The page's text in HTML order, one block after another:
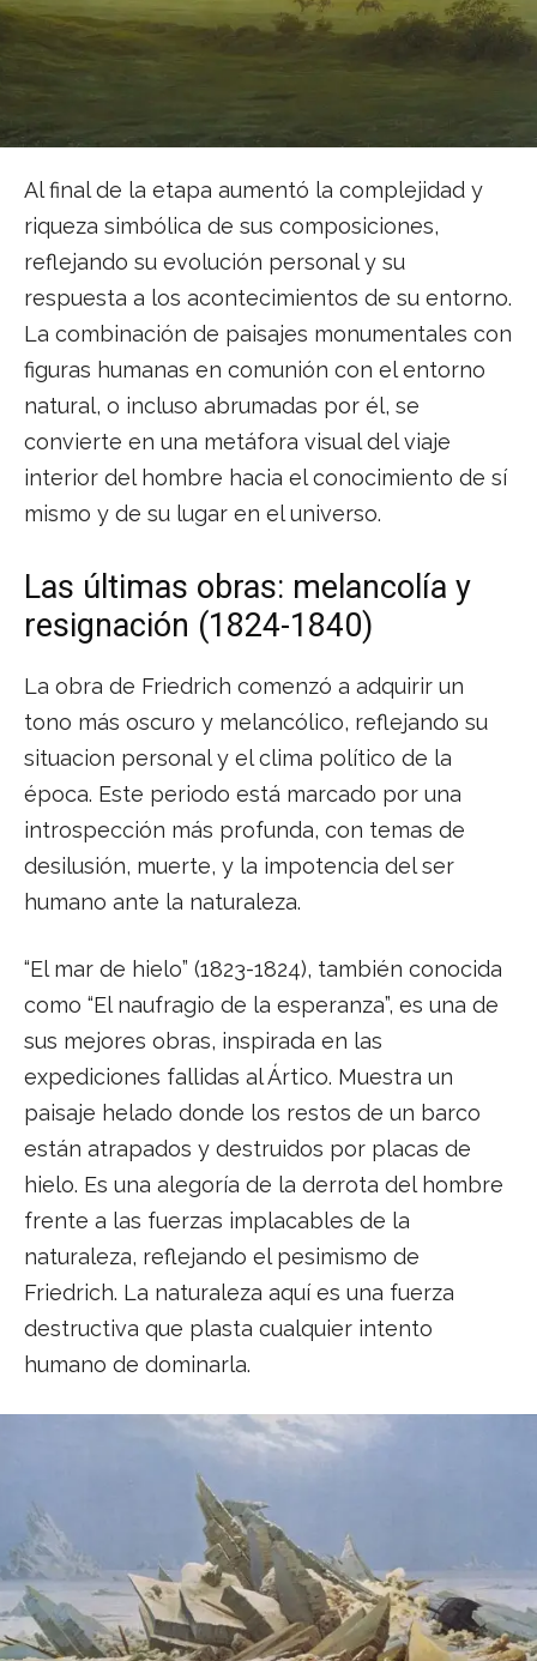
Al final de la etapa aumentó la complejidad y
riqueza simbólica de sus composiciones,
reflejando su evolución personal y su
respuesta a los acontecimientos de su entorno.
La combinación de paisajes monumentales con
figuras humanas en comunión con el entorno
natural, o incluso abrumadas por él, se
convierte en una metáfora visual del viaje
interior del hombre hacia el conocimiento de sí
mismo y de su lugar en el universo.
Las últimas obras: melancolía y
resignación (1824-1840)
La obra de Friedrich comenzó a adquirir un
tono más oscuro y melancólico, reflejando su
situacion personal y el clima político de la
época. Este periodo está marcado por una
introspección más profunda, con temas de
desilusión, muerte, y la impotencia del ser
humano ante la naturaleza.
“El mar de hielo” (1823-1824), también conocida
como “El naufragio de la esperanza”, es una de
sus mejores obras, inspirada en las
expediciones fallidas al Ártico. Muestra un
paisaje helado donde los restos de un barco
están atrapados y destruidos por placas de
hielo. Es una alegoría de la derrota del hombre
frente a las fuerzas implacables de la
naturaleza, reflejando el pesimismo de
Friedrich. La naturaleza aquí es una fuerza
destructiva que plasta cualquier intento
humano de dominarla.